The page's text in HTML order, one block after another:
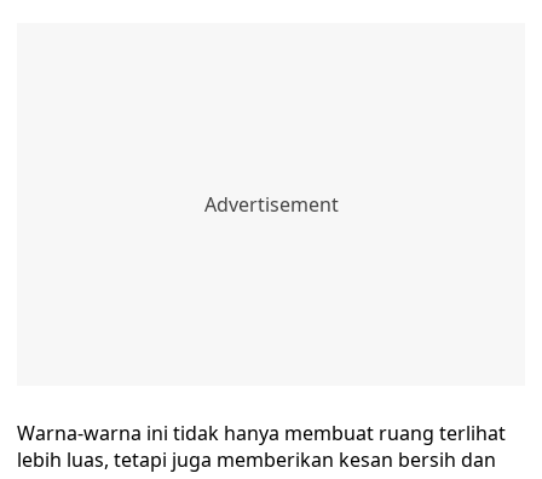
Warna-warna ini tidak hanya membuat ruang terlihat
lebih luas, tetapi juga memberikan kesan bersih dan